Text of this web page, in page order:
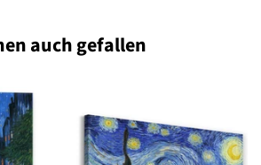
auch gefallen